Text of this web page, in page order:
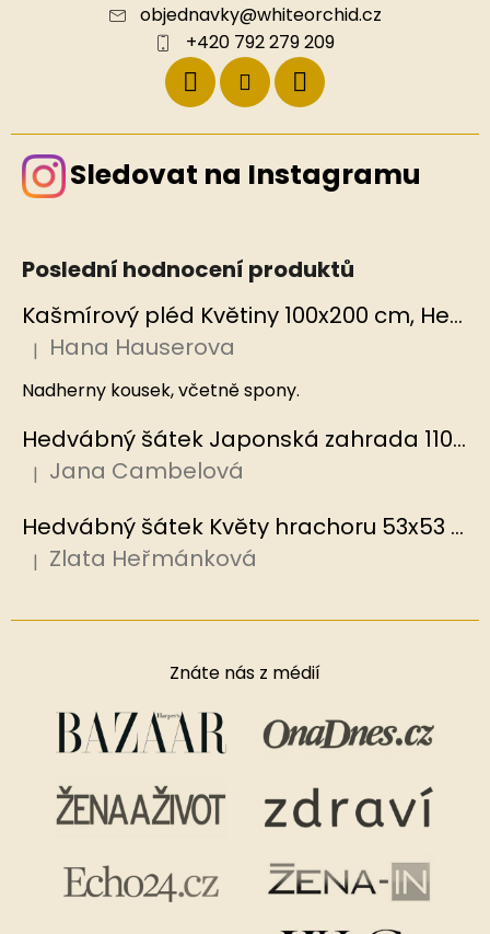
objednavky@whiteorchid.cz
+420 792 279 209
Sledovat na Instagramu
Poslední hodnocení produktů
Kašmírový pléd Květiny 100x200 cm, Hedvábný svět
Hodnocení produktu je 5 z 5 hvězdiček.
| Hana Hauserova
Nadherny kousek, včetně spony.
Hedvábný šátek Japonská zahrada 110x110 cm v dárkovém balení, HEDVÁBNÝ SVĚT
Hodnocení produktu je 5 z 5 hvězdiček.
| Jana Cambelová
Hedvábný šátek Květy hrachoru 53x53 cm v dárkovém balení, HEDVÁBNÝ SVĚT
Hodnocení produktu je 5 z 5 hvězdiček.
| Zlata Heřmánková
Znáte nás z médií